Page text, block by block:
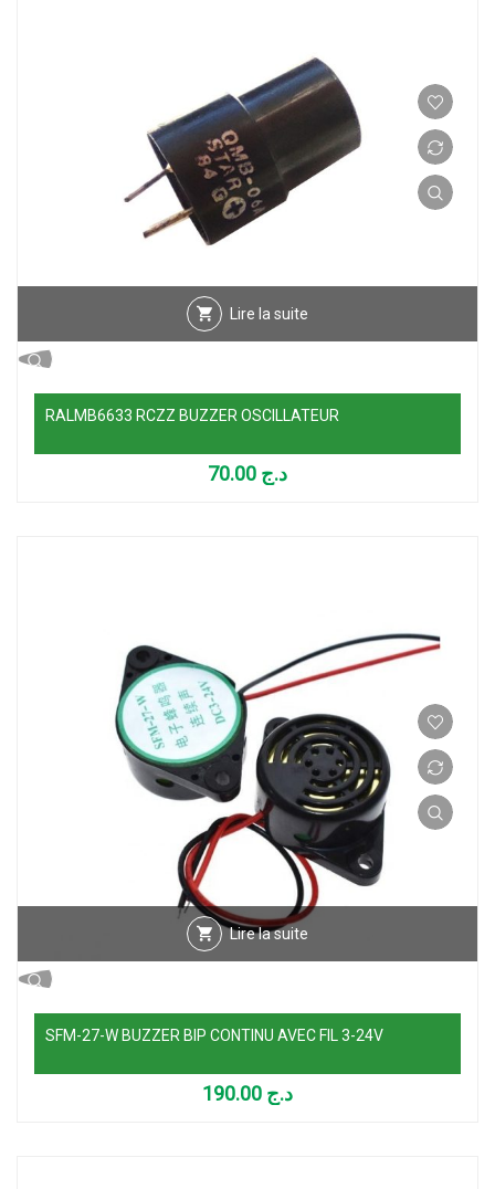
Lire la suite
RALMB6633 RCZZ BUZZER OSCILLATEUR
د.ج
Lire la suite
SFM-27-W BUZZER BIP CONTINU AVEC FIL 3-24V
د.ج